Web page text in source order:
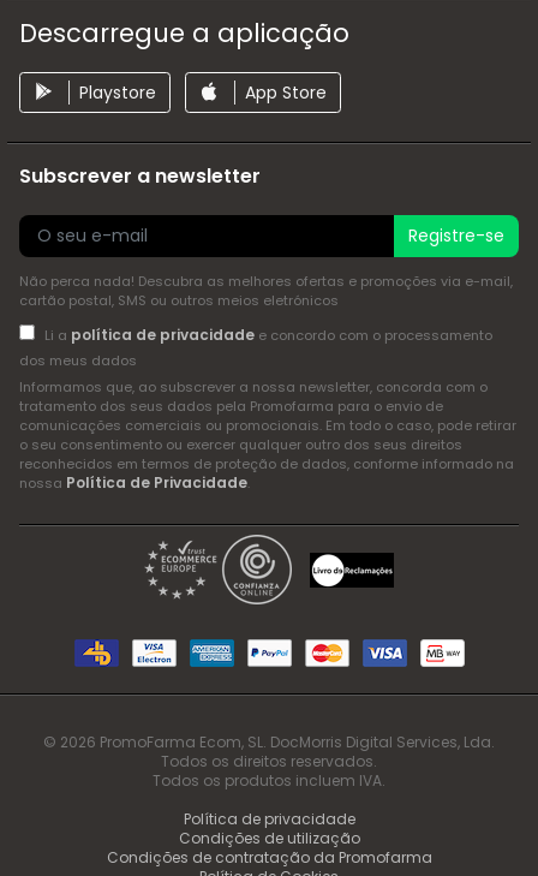
Descarregue a aplicação
Playstore App Store
Subscrever a newsletter
Registre-se
Não perca nada! Descubra as melhores ofertas e promoções via e-mail,
cartão postal, SMS ou outros meios eletrónicos
Li a política de privacidadee concordo com o processamento
dos meus dados
Informamos que, ao subscrever a nossa newsletter, concorda com o
tratamento dos seus dados pela Promofarma para o envio de
comunicações comerciais ou promocionais. Em todo o caso, pode retirar
o seu consentimento ou exercer qualquer outro dos seus direitos
reconhecidos em termos de proteção de dados, conforme informado na
nossa Política de Privacidade.
© 2026 PromoFarma Ecom, SL. DocMorris Digital Services, Lda.
Todos os direitos reservados.
Todos os produtos incluem IVA.
Política de privacidade
Condições de utilização
Condições de contratação da Promofarma